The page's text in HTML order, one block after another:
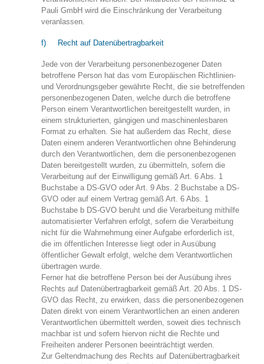
Pauli GmbH wird die Einschränkung der Verarbeitung
veranlassen.
f) Recht auf Datenübertragbarkeit
Jede von der Verarbeitung personenbezogener Daten
betroffene Person hat das vom Europäischen Richtlinien-
und Verordnungsgeber gewährte Recht, die sie betreffenden
personenbezogenen Daten, welche durch die betroffene
Person einem Verantwortlichen bereitgestellt wurden, in
einem strukturierten, gängigen und maschinenlesbaren
Format zu erhalten. Sie hat außerdem das Recht, diese
Daten einem anderen Verantwortlichen ohne Behinderung
durch den Verantwortlichen, dem die personenbezogenen
Daten bereitgestellt wurden, zu übermitteln, sofern die
Verarbeitung auf der Einwilligung gemäß Art. 6 Abs. 1
Buchstabe a DS-GVO oder Art. 9 Abs. 2 Buchstabe a DS-
GVO oder auf einem Vertrag gemäß Art. 6 Abs. 1
Buchstabe b DS-GVO beruht und die Verarbeitung mithilfe
automatisierter Verfahren erfolgt, sofern die Verarbeitung
nicht für die Wahrnehmung einer Aufgabe erforderlich ist,
die im öffentlichen Interesse liegt oder in Ausübung
öffentlicher Gewalt erfolgt, welche dem Verantwortlichen
übertragen wurde.
Ferner hat die betroffene Person bei der Ausübung ihres
Rechts auf Datenübertragbarkeit gemäß Art. 20 Abs. 1 DS-
GVO das Recht, zu erwirken, dass die personenbezogenen
Daten direkt von einem Verantwortlichen an einen anderen
Verantwortlichen übermittelt werden, soweit dies technisch
machbar ist und sofern hiervon nicht die Rechte und
Freiheiten anderer Personen beeinträchtigt werden.
Zur Geltendmachung des Rechts auf Datenübertragbarkeit